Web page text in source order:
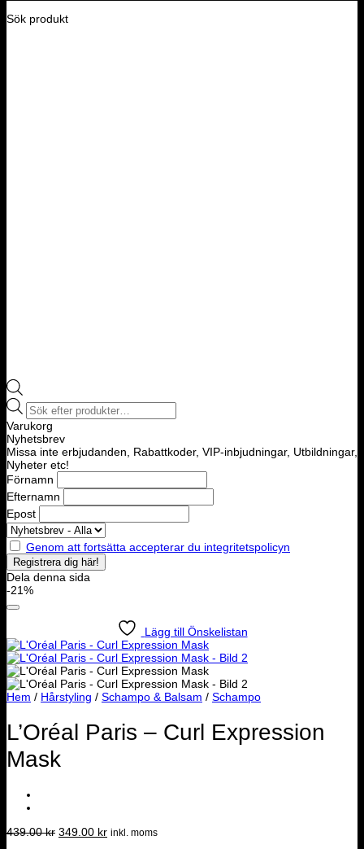
Sök produkt
Products
search
Varukorg
Nyhetsbrev
Missa inte erbjudanden, Rabattkoder, VIP-inbjudningar, Utbildningar,
Nyheter etc!
Förnamn
Efternamn
Epost
Genom att fortsätta accepterar du integritetspolicyn
Dela denna sida
-21%
Lägg till Önskelistan
Hem / Hårstyling / Schampo & Balsam / Schampo
L’Oréal Paris – Curl Expression
Mask
439.00kr Det
349.00 krDet
inkl. moms